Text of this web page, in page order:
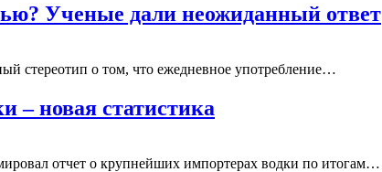
Ученые дали неожиданный ответ
стереотип о том, что ежедневное употребление…
– новая статистика
отчет о крупнейших импортерах водки по итогам…